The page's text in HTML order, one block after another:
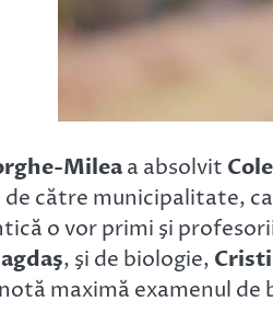
Mileaa absolvit
către municipalitate,
o vor primi şi
, şi de biologie,
maximă examenul de